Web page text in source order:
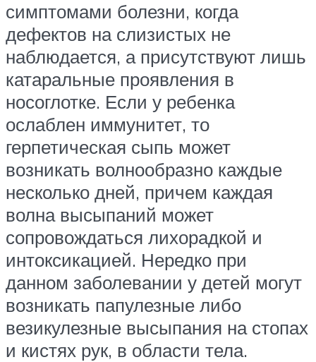
симптомами болезни, когда
дефектов на слизистых не
наблюдается, а присутствуют лишь
катаральные проявления в
носоглотке. Если у ребенка
ослаблен иммунитет, то
герпетическая сыпь может
возникать волнообразно каждые
несколько дней, причем каждая
волна высыпаний может
сопровождаться лихорадкой и
интоксикацией. Нередко при
данном заболевании у детей могут
возникать папулезные либо
везикулезные высыпания на стопах
и кистях рук, в области тела.